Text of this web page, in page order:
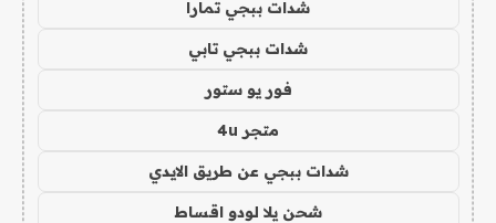
شدات ببجي تمارا
شدات ببجي تابي
فور يو ستور
متجر 4u
شدات ببجي عن طريق الايدي
شحن يلا لودو اقساط